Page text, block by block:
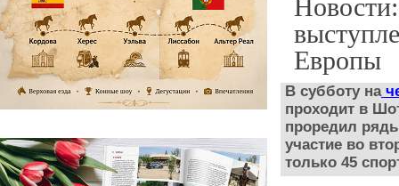
Европы
В субботу на
проходит в
проредил
участие во
только 45